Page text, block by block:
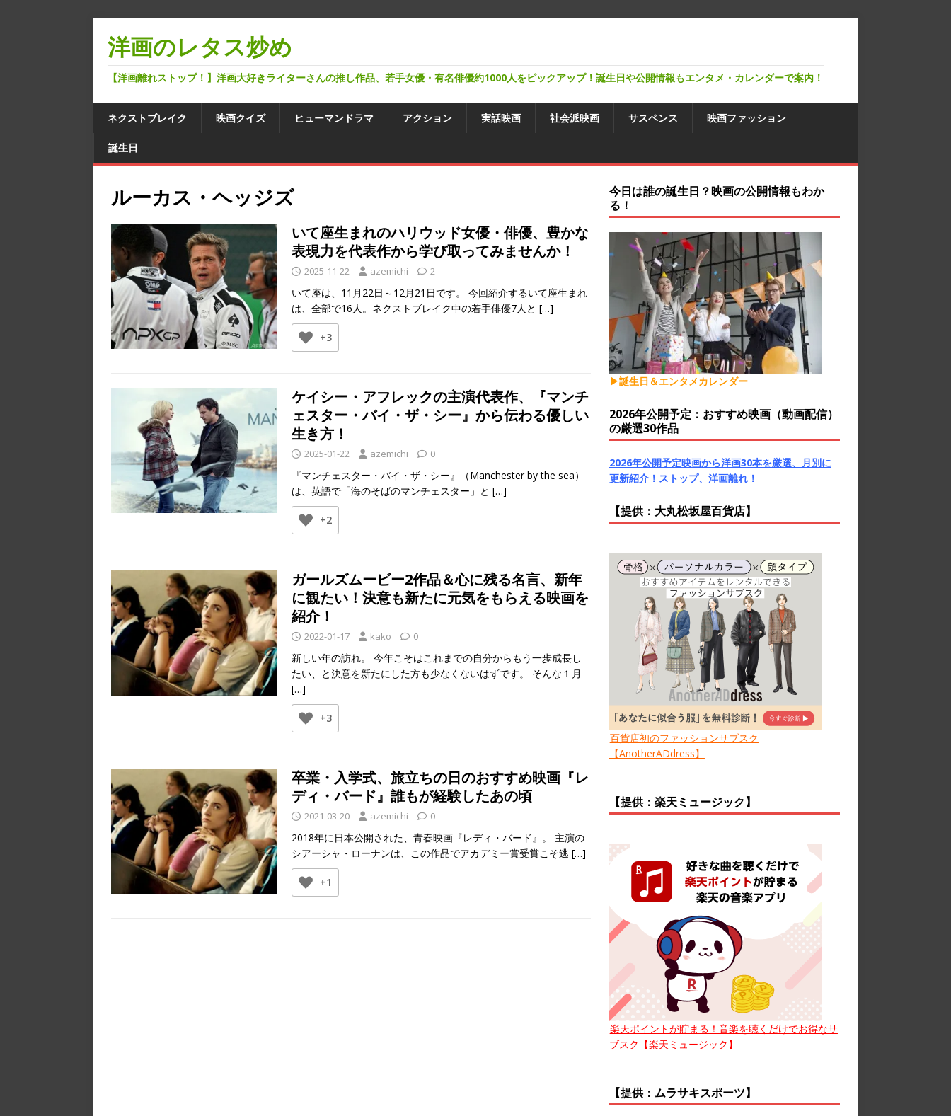
洋画のレタス炒め
【洋画離れストップ！】洋画大好きライターさんの推し作品、若手女優・有名俳優約1000人をピックアップ！誕生日や公開情報もエンタメ・カレンダーで案内！
ネクストブレイク 映画クイズ ヒューマンドラマ アクション 実話映画 社会派映画 サスペンス 映画ファッション
誕生日
ルーカス・ヘッジズ
いて座生まれのハリウッド女優・俳優、豊かな
表現力を代表作から学び取ってみませんか！
2025-11-22 azemichi 2
いて座は、11月22日～12月21日です。 今回紹介するいて座生まれ
は、全部で16人。ネクストブレイク中の若手俳優7人と […]
+3
ケイシー・アフレックの主演代表作、『マンチ
ェスター・バイ・ザ・シー』から伝わる優しい
生き方！
2025-01-22 azemichi 0
『マンチェスター・バイ・ザ・シー』（Manchester by the sea）
は、英語で「海のそばのマンチェスター」と […]
+2
ガールズムービー2作品＆心に残る名言、新年
に観たい！決意も新たに元気をもらえる映画を
紹介！
2022-01-17 kako 0
新しい年の訪れ。 今年こそはこれまでの自分からもう一歩成長し
たい、と決意を新たにした方も少なくないはずです。 そんな１月
[…]
+3
卒業・入学式、旅立ちの日のおすすめ映画『レ
ディ・バード』誰もが経験したあの頃
2021-03-20 azemichi 0
2018年に日本公開された、青春映画『レディ・バード』。 主演の
シアーシャ・ローナンは、この作品でアカデミー賞受賞こそ逃 […]
+1
今日は誰の誕生日？映画の公開情報もわか
る！
▶誕生日＆エンタメカレンダー
2026年公開予定：おすすめ映画（動画配信）
の厳選30作品
2026年公開予定映画から洋画30本を厳選、月別に
更新紹介！ストップ、洋画離れ！
【提供：大丸松坂屋百貨店】
百貨店初のファッションサブスク
【AnotherADdress】
【提供：楽天ミュージック】
楽天ポイントが貯まる！音楽を聴くだけでお得なサ
ブスク【楽天ミュージック】
【提供：ムラサキスポーツ】